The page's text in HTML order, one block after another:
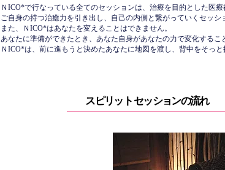
ＮICO*で行なっている全てのセッションは、治療を目的とした医
ご自身の持つ治癒力を引き出し、自己の内側と繋がっていくセッシ
また、ＮICO*はあなたを変えることはできません。
あなたに準備ができたとき、あなた自身があなたの力で変化する
ＮICO*は、前に進もうと決めたあなたに地図を渡し、背中をそっと
​ スピリット セッションの流れ